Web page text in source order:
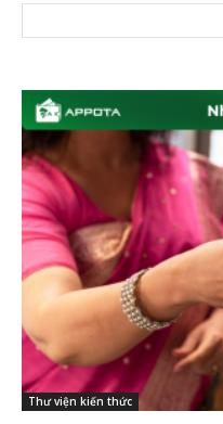
Thư viện kiến thức